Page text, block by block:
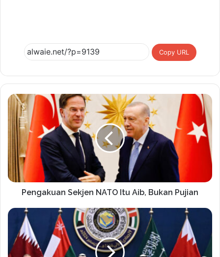
Copy URL
Pengakuan Sekjen NATO Itu Aib, Bukan Pujian